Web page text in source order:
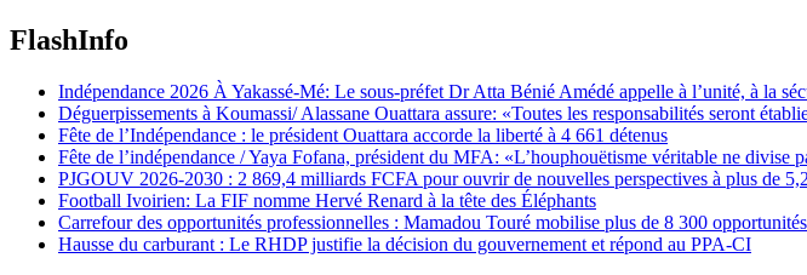
FlashInfo
Indépendance 2026 À Yakassé-Mé: Le sous-préfet Dr Atta Bénié Amédé appelle à l’unité, à la
Déguerpissements à Koumassi/ Alassane Ouattara assure: «Toutes les responsabilités seront
Fête de l’Indépendance : le président Ouattara accorde la liberté à 4 661 détenus
Fête de l’indépendance / Yaya Fofana, président du MFA: «L’houphouëtisme véritable ne divise
PJGOUV 2026-2030 : 2 869,4 milliards FCFA pour ouvrir de nouvelles perspectives à plus de
Football Ivoirien: La FIF nomme Hervé Renard à la tête des Éléphants
Carrefour des opportunités professionnelles : Mamadou Touré mobilise plus de 8 300
Hausse du carburant : Le RHDP justifie la décision du gouvernement et répond au PPA-CI